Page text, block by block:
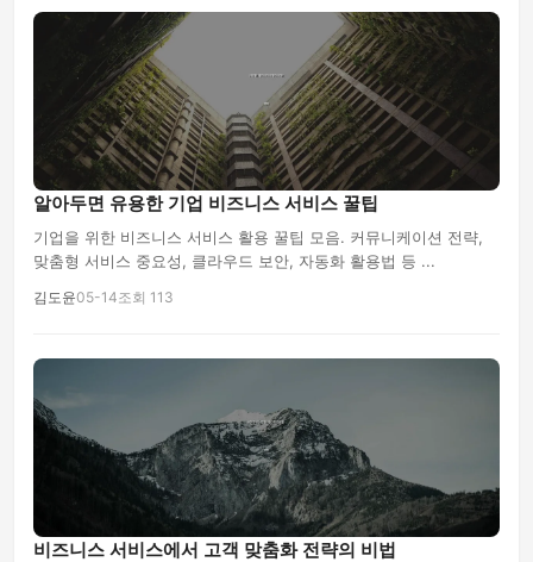
알아두면 유용한 기업 비즈니스 서비스 꿀팁
기업을 위한 비즈니스 서비스 활용 꿀팁 모음. 커뮤니케이션 전략,
맞춤형 서비스 중요성, 클라우드 보안, 자동화 활용법 등 ...
김도윤05-14조회 113
비즈니스 서비스에서 고객 맞춤화 전략의 비법